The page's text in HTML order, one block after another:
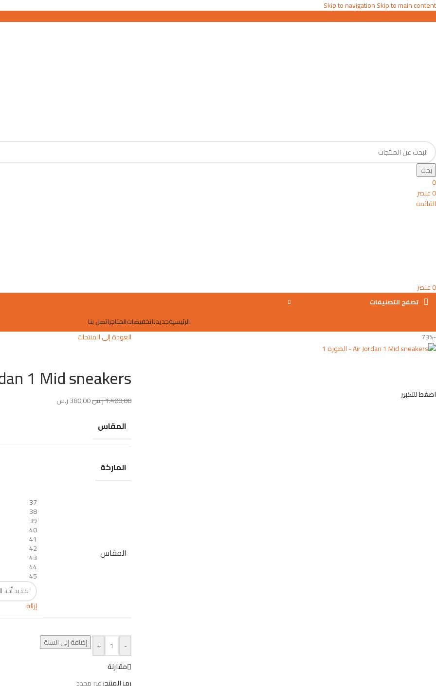
Skip to navigationSkip to main content
بحث
0
0عنصر
القائمة
0عنصر
تصفح التصنيفات
الرئيسيةجديدناتخفيضاتالمتاجراتصل بنا
-73%
اضغط للتكبير
العودة إلى المنتجات
1 Mid sneakers
1.400,00ر.س380,00ر.س
المقاس
الماركة
المقاس
37
38
39
40
41
42
43
44
45
إزالة
-
+
إضافة إلى السلة
مقارنة
رمز المنتج:غير محدد